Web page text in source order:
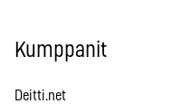
Kumppanit
Deitti.net